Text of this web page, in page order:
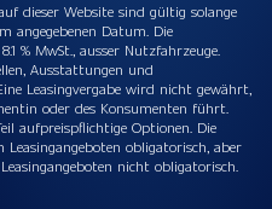
dieser Website sind gültig solange
angegebenen Datum. Die
% MwSt., ausser Nutzfahrzeuge.
Ausstattungen und
Leasingvergabe wird nicht gewährt,
oder des Konsumenten führt.
aufpreispflichtige Optionen. Die
obligatorisch, aber
nicht obligatorisch.